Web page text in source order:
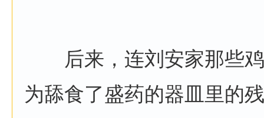
后来，连刘安家那些鸡
为舔食了盛药的器皿里的